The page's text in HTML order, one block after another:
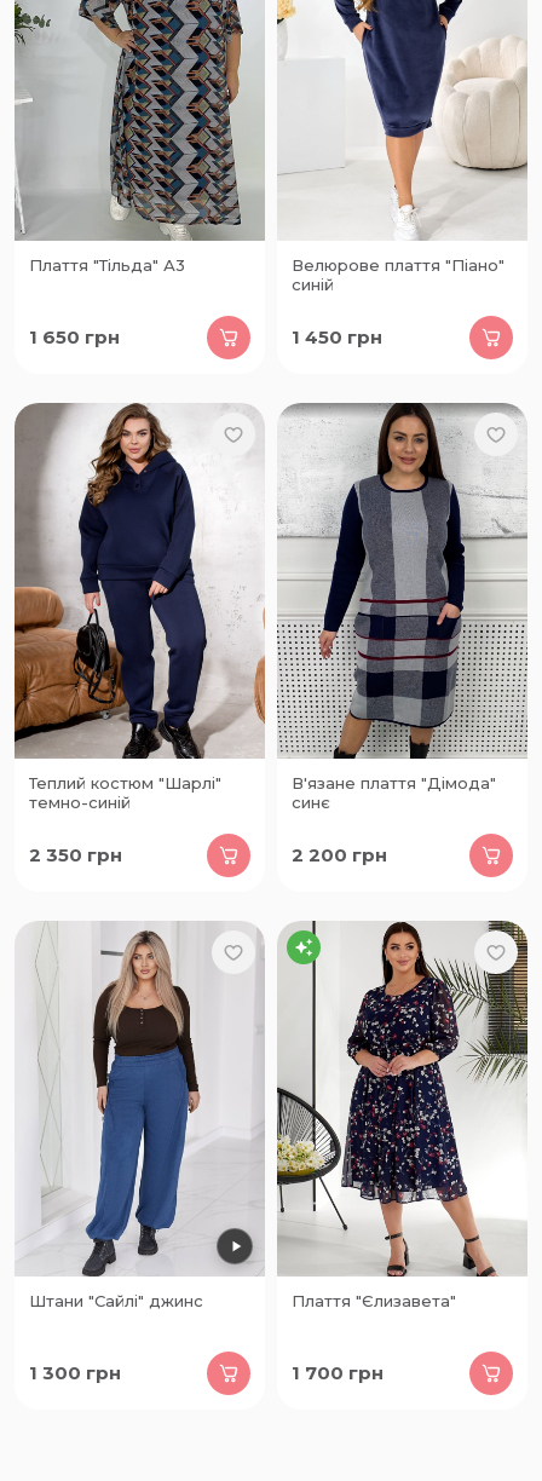
Плаття "Тільда" А3
1 650 грн
Велюрове плаття "Піано"
синій
1 450 грн
Теплий костюм "Шарлі"
темно-синій
2 350 грн
В'язане плаття "Дімода"
синє
2 200 грн
Штани "Сайлі" джинс
1 300 грн
Плаття "Єлизавета"
1 700 грн